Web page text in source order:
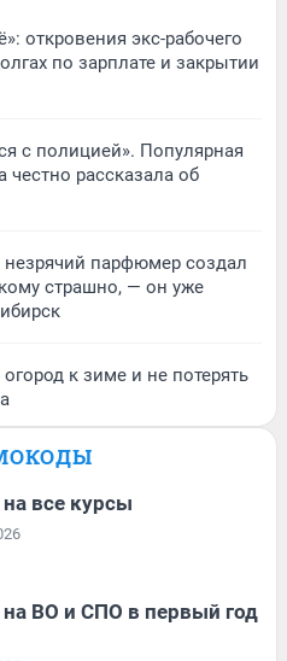
откровения экс-рабочего
по зарплате и закрытии
с полицией». Популярная
честно рассказала об
незрячий парфюмер создал
страшно, — он уже
к зиме и не потерять
все курсы
на ВО и СПО в первый год